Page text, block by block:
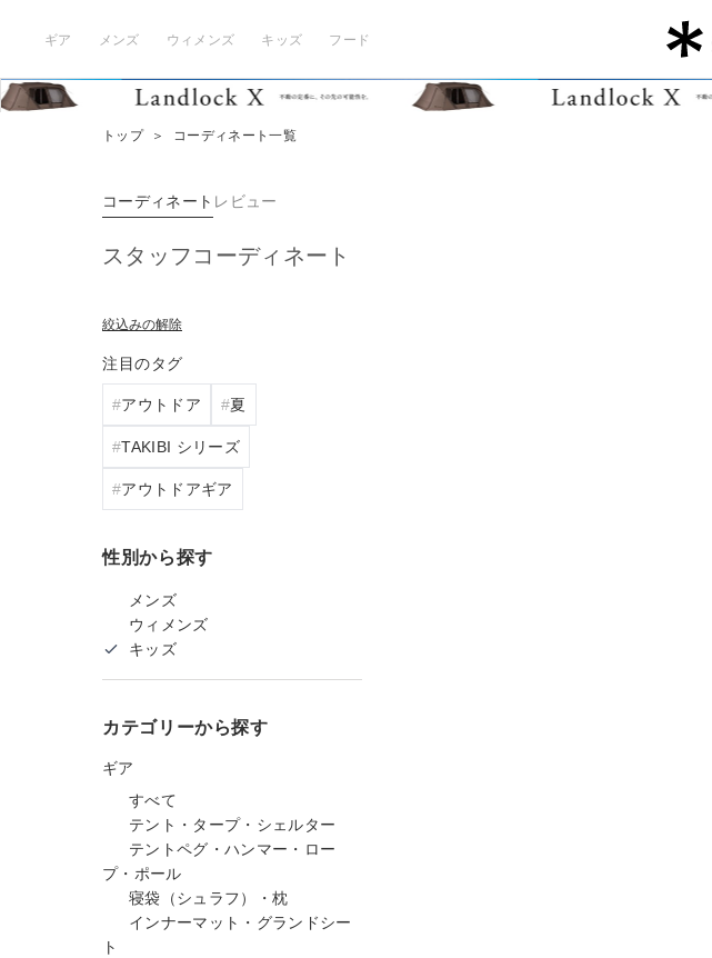
ギア メンズ ウィメンズ キッズ フード
トップ ＞ コーディネート一覧
コーディネート レビュー
スタッフコーディネート
絞込みの解除
注目のタグ
アウトドア 夏
TAKIBI シリーズ
アウトドアギア
性別から探す
メンズ
ウィメンズ
キッズ
カテゴリーから探す
ギア
すべて
テント・タープ・シェルター
テントペグ・ハンマー・ロー
プ・ポール
寝袋（シュラフ）・枕
インナーマット・グランドシー
ト